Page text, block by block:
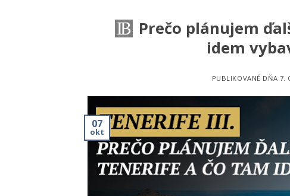
Prečo plánujem
idem
PUBLIKOVANÉ DŇA 7.
07
okt